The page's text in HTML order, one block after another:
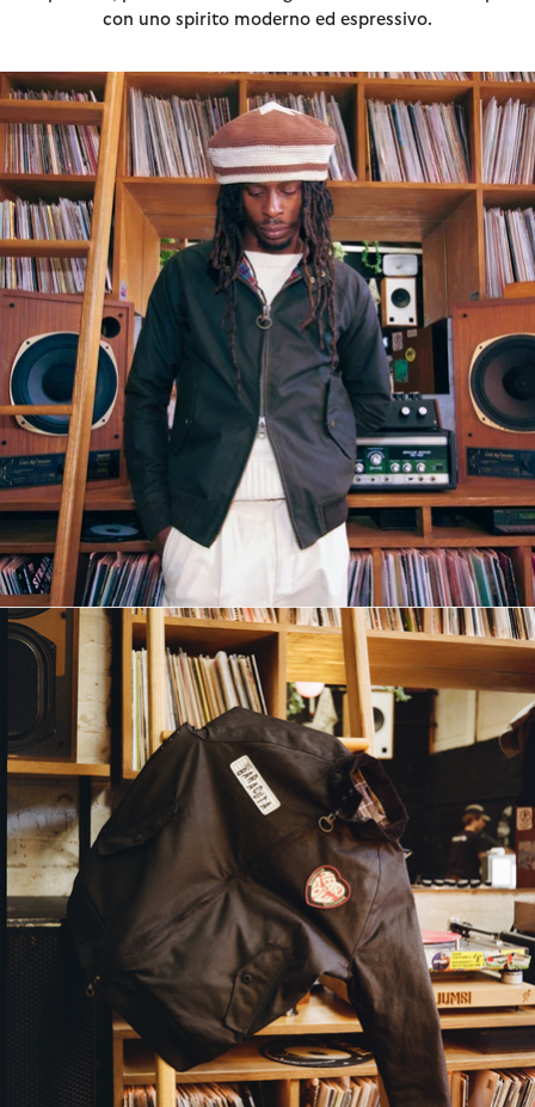
con uno spirito moderno ed espressivo.